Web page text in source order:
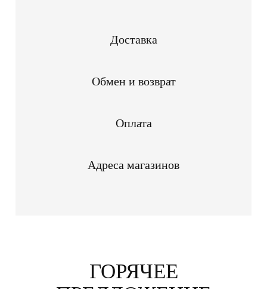
Доставка
Обмен и возврат
Оплата
Адреса магазинов
ГОРЯЧЕЕ